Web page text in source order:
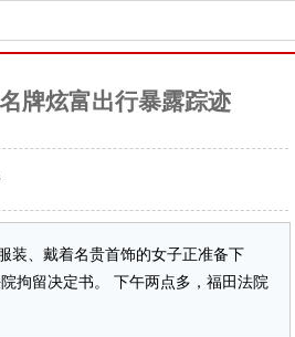
牌炫富出行暴露踪迹
装、戴着名贵首饰的女子正准备下
拘留决定书。 下午两点多，福田法院